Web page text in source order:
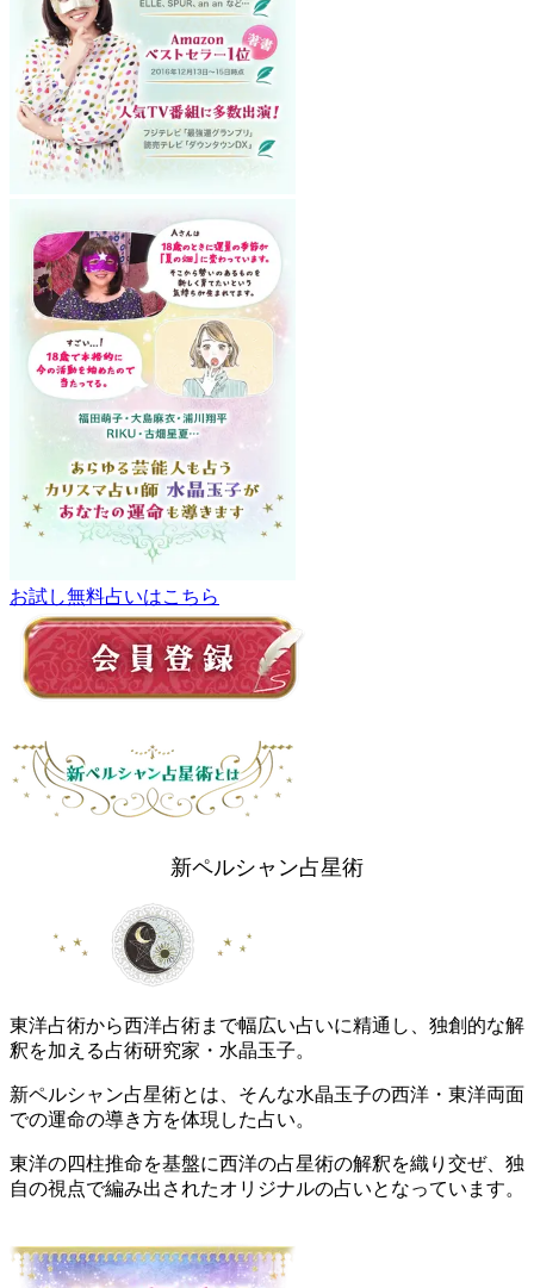
お試し無料占いはこちら
新ペルシャン占星術
東洋占術から西洋占術まで幅広い占いに精通し、独創的な解
釈を加える占術研究家・水晶玉子。
新ペルシャン占星術とは、そんな水晶玉子の西洋・東洋両面
での運命の導き方を体現した占い。
東洋の四柱推命を基盤に西洋の占星術の解釈を織り交ぜ、独
自の視点で編み出されたオリジナルの占いとなっています。